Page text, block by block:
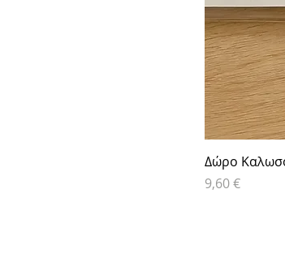
Δώρο
Τιμή
9,60 €